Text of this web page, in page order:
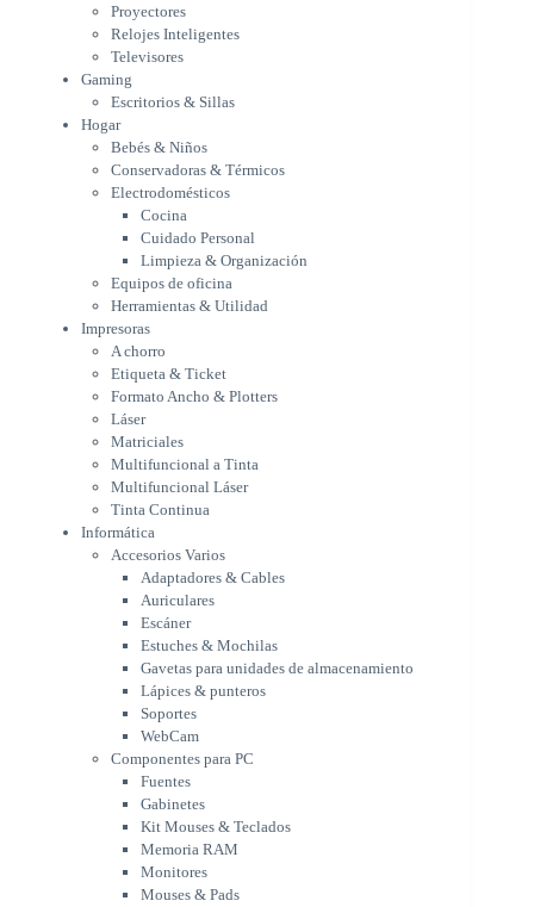
Electrodomésticos
Cocina
Cuidado Personal
Limpieza & Organización
Equipos de oficina
Herramientas & Utilidad
Impresoras
A chorro
Etiqueta & Ticket
Formato Ancho & Plotters
Láser
Matriciales
Multifuncional a Tinta
Multifuncional Láser
Tinta Continua
Informática
Accesorios Varios
Adaptadores & Cables
Auriculares
Escáner
Estuches & Mochilas
Gavetas para unidades de
almacenamiento
Lápices & punteros
Soportes
WebCam
Componentes para PC
Fuentes
Gabinetes
Kit Mouses & Teclados
Memoria RAM
Monitores
Mouses & Pads
Placas Madres
Procesadores
Refrigeración & Enfriamiento
Tarjetas Gráficas
Teclados
Proyectores
Relojes Inteligentes
Televisores
Gaming
Escritorios & Sillas
Hogar
Bebés & Niños
Conservadoras & Térmicos
Electrodomésticos
Cocina
Cuidado Personal
Limpieza & Organización
Equipos de oficina
Herramientas & Utilidad
Impresoras
A chorro
Etiqueta & Ticket
Formato Ancho & Plotters
Láser
Matriciales
Multifuncional a Tinta
Multifuncional Láser
Tinta Continua
Informática
Accesorios Varios
Adaptadores & Cables
Auriculares
Escáner
Estuches & Mochilas
Gavetas para unidades de almacenamiento
Lápices & punteros
Soportes
WebCam
Componentes para PC
Fuentes
Gabinetes
Kit Mouses & Teclados
Memoria RAM
Monitores
Mouses & Pads